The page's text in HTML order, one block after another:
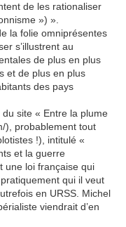
de les rationaliser
») ».
la folie omniprésentes
s’illustrent au
de plus en plus
et de plus en plus
des pays
site « Entre la plume
), probablement tout
!), intitulé «
et la guerre
une loi française qui
qui il veut
en URSS. Michel
viendrait d’en